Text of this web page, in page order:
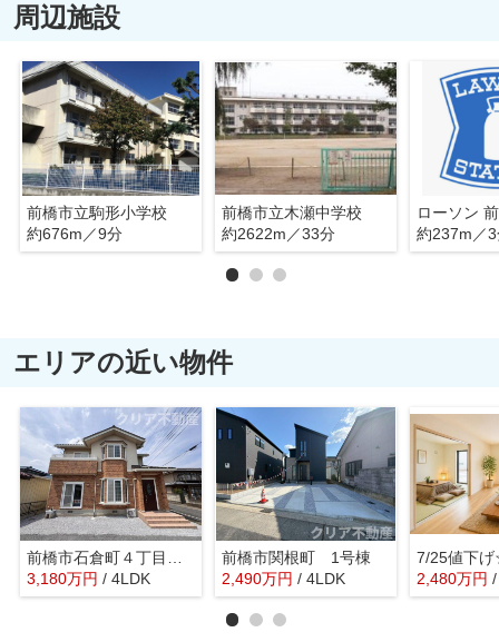
周辺施設
前橋市立駒形小学校
約676m／9分
前橋市立木瀬中学校
約2622m／33分
約237m／
エリアの近い物件
前橋市石倉町４丁目 中古住宅
3,180万円 / 4LDK
前橋市関根町 1号棟
2,490万円 / 4LDK 2,480万円